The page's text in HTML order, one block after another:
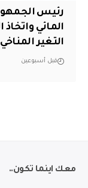
رئيس
المائي واتخاذ
التغير المناخي
قبل أسبوعين
معك اينما تكون..